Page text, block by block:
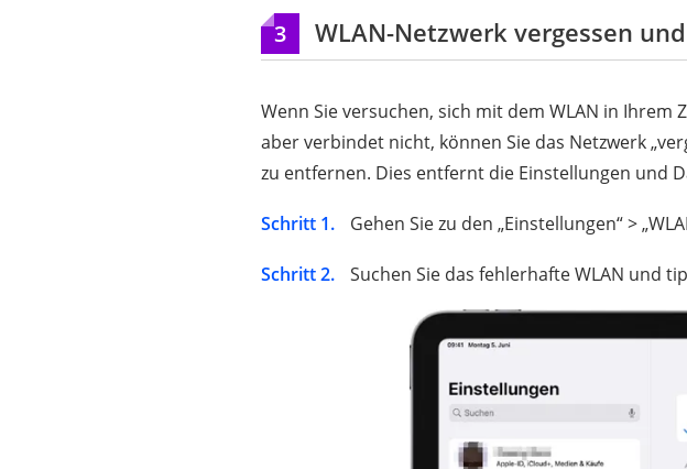
3 WLAN-Netzwerk vergessen
Wenn Sie versuchen, sich mit dem WLAN in
aber verbindet nicht, können Sie das Netzwerk
zu entfernen. Dies entfernt die Einstellungen und
Schritt 1. Gehen Sie zu den „Einstellungen“ >
Schritt 2. Suchen Sie das fehlerhafte WLAN und